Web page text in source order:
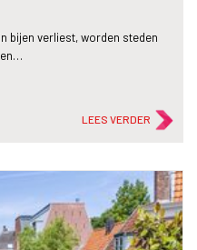
bijen verliest, worden steden
LEES VERDER